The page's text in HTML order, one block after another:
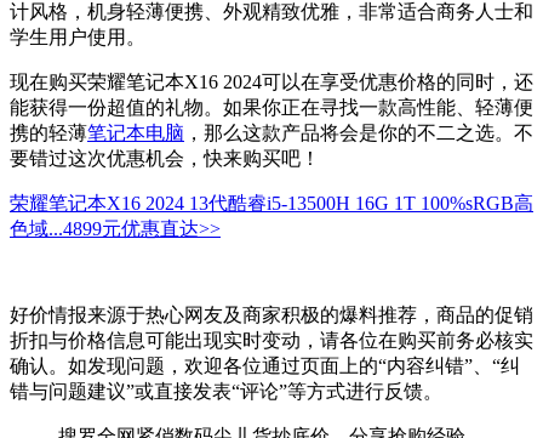
计风格，机身轻薄便携、外观精致优雅，非常适合商务人士和
学生用户使用。
现在购买荣耀笔记本X16 2024可以在享受优惠价格的同时，还
能获得一份超值的礼物。如果你正在寻找一款高性能、轻薄便
携的轻薄笔记本电脑 ，那么这款产品将会是你的不二之选。不
要错过这次优惠机会，快来购买吧！
荣耀笔记本X16 2024 13代酷睿i5-13500H 16G 1T 100%sRGB高
色域...4899元优惠直达>>
好价情报来源于热心网友及商家积极的爆料推荐，商品的促销
折扣与价格信息可能出现实时变动，请各位在购买前务必核实
确认。如发现问题，欢迎各位通过页面上的“内容纠错”、“纠
错与问题建议”或直接发表“评论”等方式进行反馈。